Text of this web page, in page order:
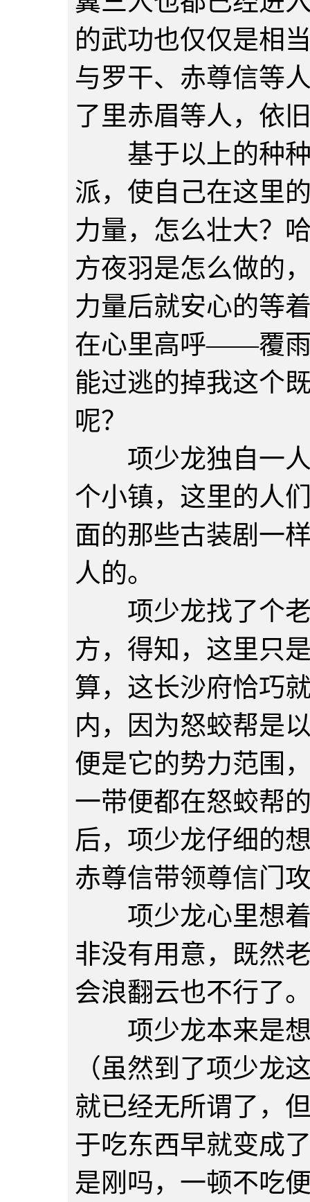
的武功也仅仅是相
与罗干、赤尊信等
了里赤眉等人，依
基于以上的种种
派，使自己在这里
力量，怎么壮大？
方夜羽是怎么做的
力量后就安心的等
在心里高呼——覆雨
能过逃的掉我这个
呢？
项少龙独自一人
个小镇，这里的人
面的那些古装剧一
人的。
项少龙找了个老
方，得知，这里只
算，这长沙府恰巧
内，因为怒蛟帮是
便是它的势力范围
一带便都在怒蛟帮
后，项少龙仔细的
赤尊信带领尊信门
项少龙心里想着
非没有用意，既然
会浪翻云也不行了
项少龙本来是想
（虽然到了项少龙
就已经无所谓了，
于吃东西早就变成
是刚吗，一顿不吃